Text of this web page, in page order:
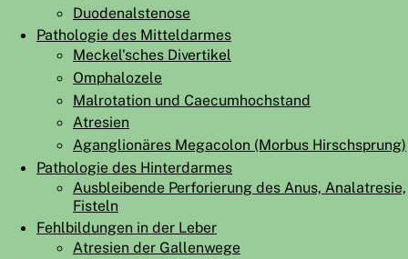
ATLAS
Duodenalstenose
Pathologie des Mitteldarmes
Meckel'sches Divertikel
Omphalozele
Malrotation und Caecumhochstand
Atresien
Aganglionäres Megacolon (Morbus Hirschsprung)
Pathologie des Hinterdarmes
Ausbleibende Perforierung des Anus, Analatresie,
Fisteln
Fehlbildungen in der Leber
Atresien der Gallenwege